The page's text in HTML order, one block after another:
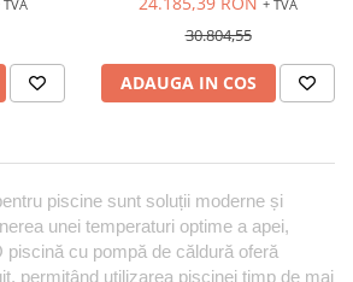
TVA + TVA
30.804,55
ADAUGA IN COS
piscine sunt soluții moderne și
unei temperaturi optime a apei,
piscină cu pompă de căldură oferă
permițând utilizarea piscinei timp de mai